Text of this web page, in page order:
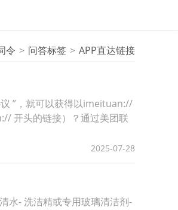
令 问答标签 APP直达链接
”，就可以获得以imeituan://
开头的链接）？通过美团联
2025-07-28
水- 洗洁精或专用玻璃清洁剂-